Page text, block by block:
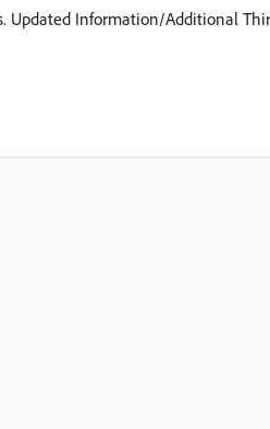
Information/Additional